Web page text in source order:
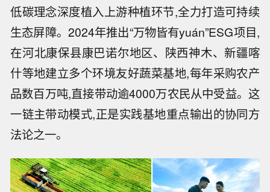
低碳理念深度植入上游种植环节,全力打造可持续
生态屏障。2024年推出“万物皆有yuán”ESG项目,
在河北康保县康巴诺尔地区、陕西神木、新疆喀
什等地建立多个环境友好蔬菜基地,每年采购农产
品数百万吨,直接带动逾4000万农民从中受益。这
一链主带动模式,正是实践基地重点输出的协同方
法论之一。